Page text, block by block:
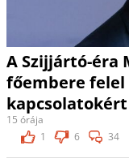
A Szijjártó-éra
főembere
kapcsolatokért
15 órája
1
6 34